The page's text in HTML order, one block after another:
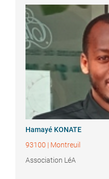
Hamayé KONATE
93100 | Montreuil
Association LéA